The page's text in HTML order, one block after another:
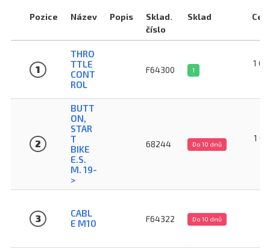
Pozice Název Popis
Sklad.
číslo
Sklad
1
THRO
TTLE
CONT
ROL
F64300 1
1
2
BUTT
ON,
STAR
T
BIKE
E.S.
M. 19-
>
68244 Do 10 dnů
1
3
CABL
E M10
F64322 Do 10 dnů